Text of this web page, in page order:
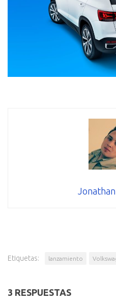
Etiquetas: lanzamiento
3 RESPUESTAS